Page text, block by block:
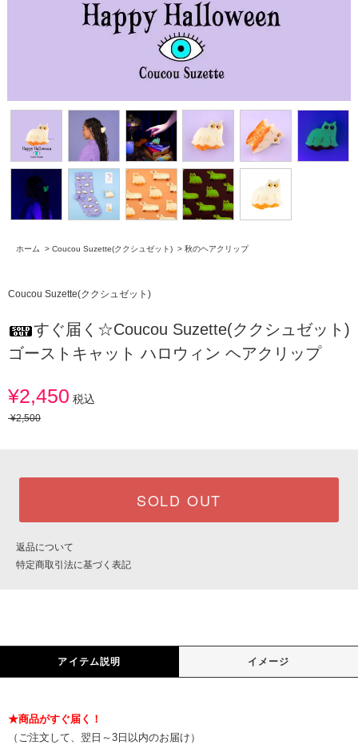
ホーム > Coucou Suzette(ククシュゼット) > 秋のヘアクリップ
Coucou Suzette(ククシュゼット)
すぐ届く☆Coucou Suzette(ククシュゼット)
ゴーストキャット ハロウィン ヘアクリップ
¥2,450 税込
¥2,500
SOLD OUT
返品について
特定商取引法に基づく表記
アイテム説明 イメージ
★商品がすぐ届く！
（ご注文して、翌日～3日以内のお届け）